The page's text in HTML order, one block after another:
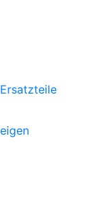
Ersatzteile